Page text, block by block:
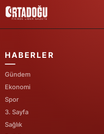
HABERLER
Gündem
Ekonomi
Spor
3. Sayfa
Sağlık